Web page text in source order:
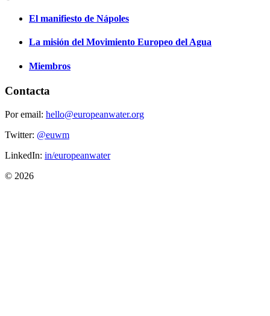
El manifiesto de Nápoles
La misión del Movimiento Europeo del Agua
Miembros
Contacta
Por email: hello@europeanwater.org
Twitter: @euwm
LinkedIn: in/europeanwater
© 2026